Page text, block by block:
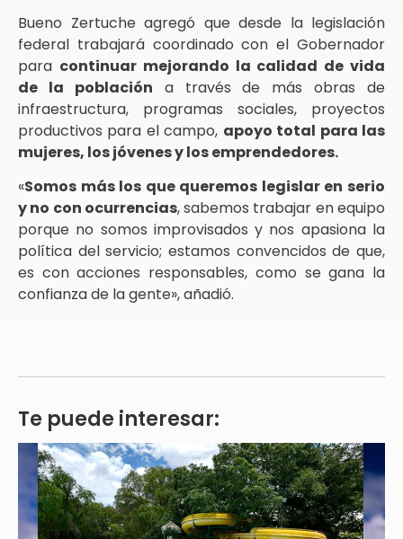
Bueno Zertuche agregó que desde la legislación
federal trabajará coordinado con el Gobernador
para continuar mejorando la calidad de vida
de la población a través de más obras de
infraestructura, programas sociales, proyectos
productivos para el campo, apoyo total para las
mujeres, los jóvenes y los emprendedores.
«Somos más los que queremos legislar en serio
y no con ocurrencias, sabemos trabajar en equipo
porque no somos improvisados y nos apasiona la
política del servicio; estamos convencidos de que,
es con acciones responsables, como se gana la
confianza de la gente», añadió.
Te puede interesar: